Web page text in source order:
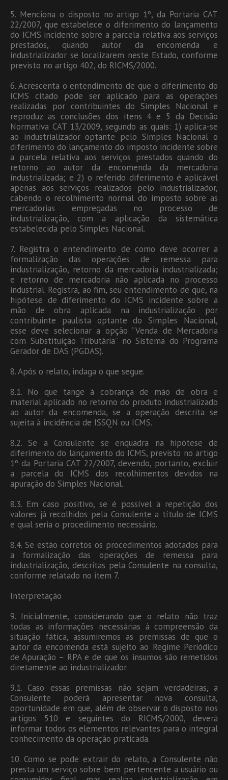
5. Menciona o disposto no artigo 1º, da Portaria CAT
22/2007, que estabelece o diferimento do lançamento
do ICMS incidente sobre a parcela relativa aos serviços
prestados, quando autor da encomenda e
industrializador se localizarem neste Estado, conforme
previsto no artigo 402, do RICMS/2000.
6. Acrescenta o entendimento de que o diferimento do
ICMS citado pode ser aplicado para as operações
realizadas por contribuintes do Simples Nacional e
reproduz as conclusões dos itens 4 e 5 da Decisão
Normativa CAT 13/2009, segundo as quais: 1) aplica-se
ao industrializador optante pelo Simples Nacional o
diferimento do lançamento do imposto incidente sobre
a parcela relativa aos serviços prestados quando do
retorno ao autor da encomenda da mercadoria
industrializada; e 2) o referido diferimento é aplicável
apenas aos serviços realizados pelo industrializador,
cabendo o recolhimento normal do imposto sobre as
mercadorias empregadas no processo de
industrialização, com a aplicação da sistemática
estabelecida pelo Simples Nacional.
7. Registra o entendimento de como deve ocorrer a
formalização das operações de remessa para
industrialização, retorno da mercadoria industrializada;
e retorno de mercadoria não aplicada no processo
industrial. Registra, ao fim, seu entendimento de que, na
hipótese de diferimento do ICMS incidente sobre a
mão de obra aplicada na industrialização por
contribuinte paulista optante do Simples Nacional,
esse deve selecionar a opção “Venda de Mercadoria
com Substituição Tributária” no Sistema do Programa
Gerador de DAS (PGDAS).
8. Após o relato, indaga o que segue.
8.1. No que tange à cobrança de mão de obra e
material aplicado no retorno do produto industrializado
ao autor da encomenda, se a operação descrita se
sujeita à incidência de ISSQN ou ICMS.
8.2. Se a Consulente se enquadra na hipótese de
diferimento do lançamento do ICMS, previsto no artigo
1º da Portaria CAT 22/2007, devendo, portanto, excluir
a parcela do ICMS dos recolhimentos devidos na
apuração do Simples Nacional.
8.3. Em caso positivo, se é possível a repetição dos
valores já recolhidos pela Consulente a título de ICMS
e qual seria o procedimento necessário.
8.4. Se estão corretos os procedimentos adotados para
a formalização das operações de remessa para
industrialização, descritas pela Consulente na consulta,
conforme relatado no item 7.
Interpretação
9. Inicialmente, considerando que o relato não traz
todas as informações necessárias à compreensão da
situação fática, assumiremos as premissas de que o
autor da encomenda está sujeito ao Regime Periódico
de Apuração – RPA e de que os insumos são remetidos
diretamente ao industrializador.
9.1. Caso essas premissas não sejam verdadeiras, a
Consulente poderá apresentar nova consulta,
oportunidade em que, além de observar o disposto nos
artigos 510 e seguintes do RICMS/2000, deverá
informar todos os elementos relevantes para o integral
conhecimento da operação praticada.
10. Como se pode extrair do relato, a Consulente não
presta um serviço sobre bem pertencente a usuário ou